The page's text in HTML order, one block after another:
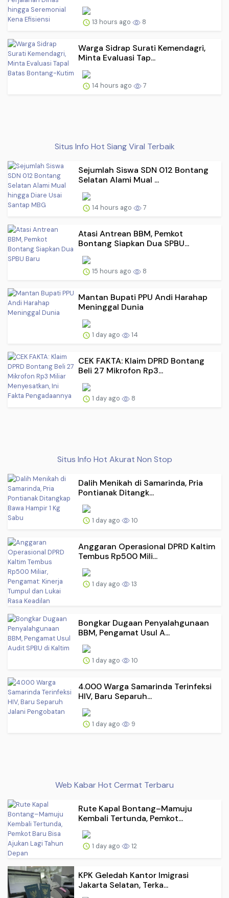
13 hours ago 8
Warga Sidrap Surati Kemendagri,
Minta Evaluasi Tap...
14 hours ago 7
Situs Info Hot Siang Viral Terbaik
Sejumlah Siswa SDN 012 Bontang
Selatan Alami Mual ...
14 hours ago 7
Atasi Antrean BBM, Pemkot
Bontang Siapkan Dua SPBU...
15 hours ago 8
Mantan Bupati PPU Andi Harahap
Meninggal Dunia
1 day ago 14
CEK FAKTA: Klaim DPRD Bontang
Beli 27 Mikrofon Rp3...
1 day ago 8
Situs Info Hot Akurat Non Stop
Dalih Menikah di Samarinda, Pria
Pontianak Ditangk...
1 day ago 10
Anggaran Operasional DPRD Kaltim
Tembus Rp500 Mili...
1 day ago 13
Bongkar Dugaan Penyalahgunaan
BBM, Pengamat Usul A...
1 day ago 10
4.000 Warga Samarinda Terinfeksi
HIV, Baru Separuh...
1 day ago 9
Web Kabar Hot Cermat Terbaru
Rute Kapal Bontang–Mamuju
Kembali Tertunda, Pemkot...
1 day ago 12
KPK Geledah Kantor Imigrasi
Jakarta Selatan, Terka...